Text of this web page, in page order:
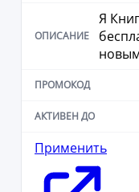
Я
Применить